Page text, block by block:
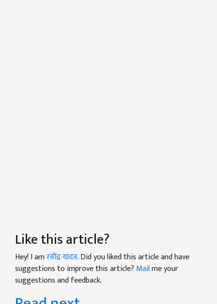
Like this article?
Hey! I amरवींद्र यादव. Did you liked this article and have
suggestions to improve this article? Mailme your
suggestions and feedback.